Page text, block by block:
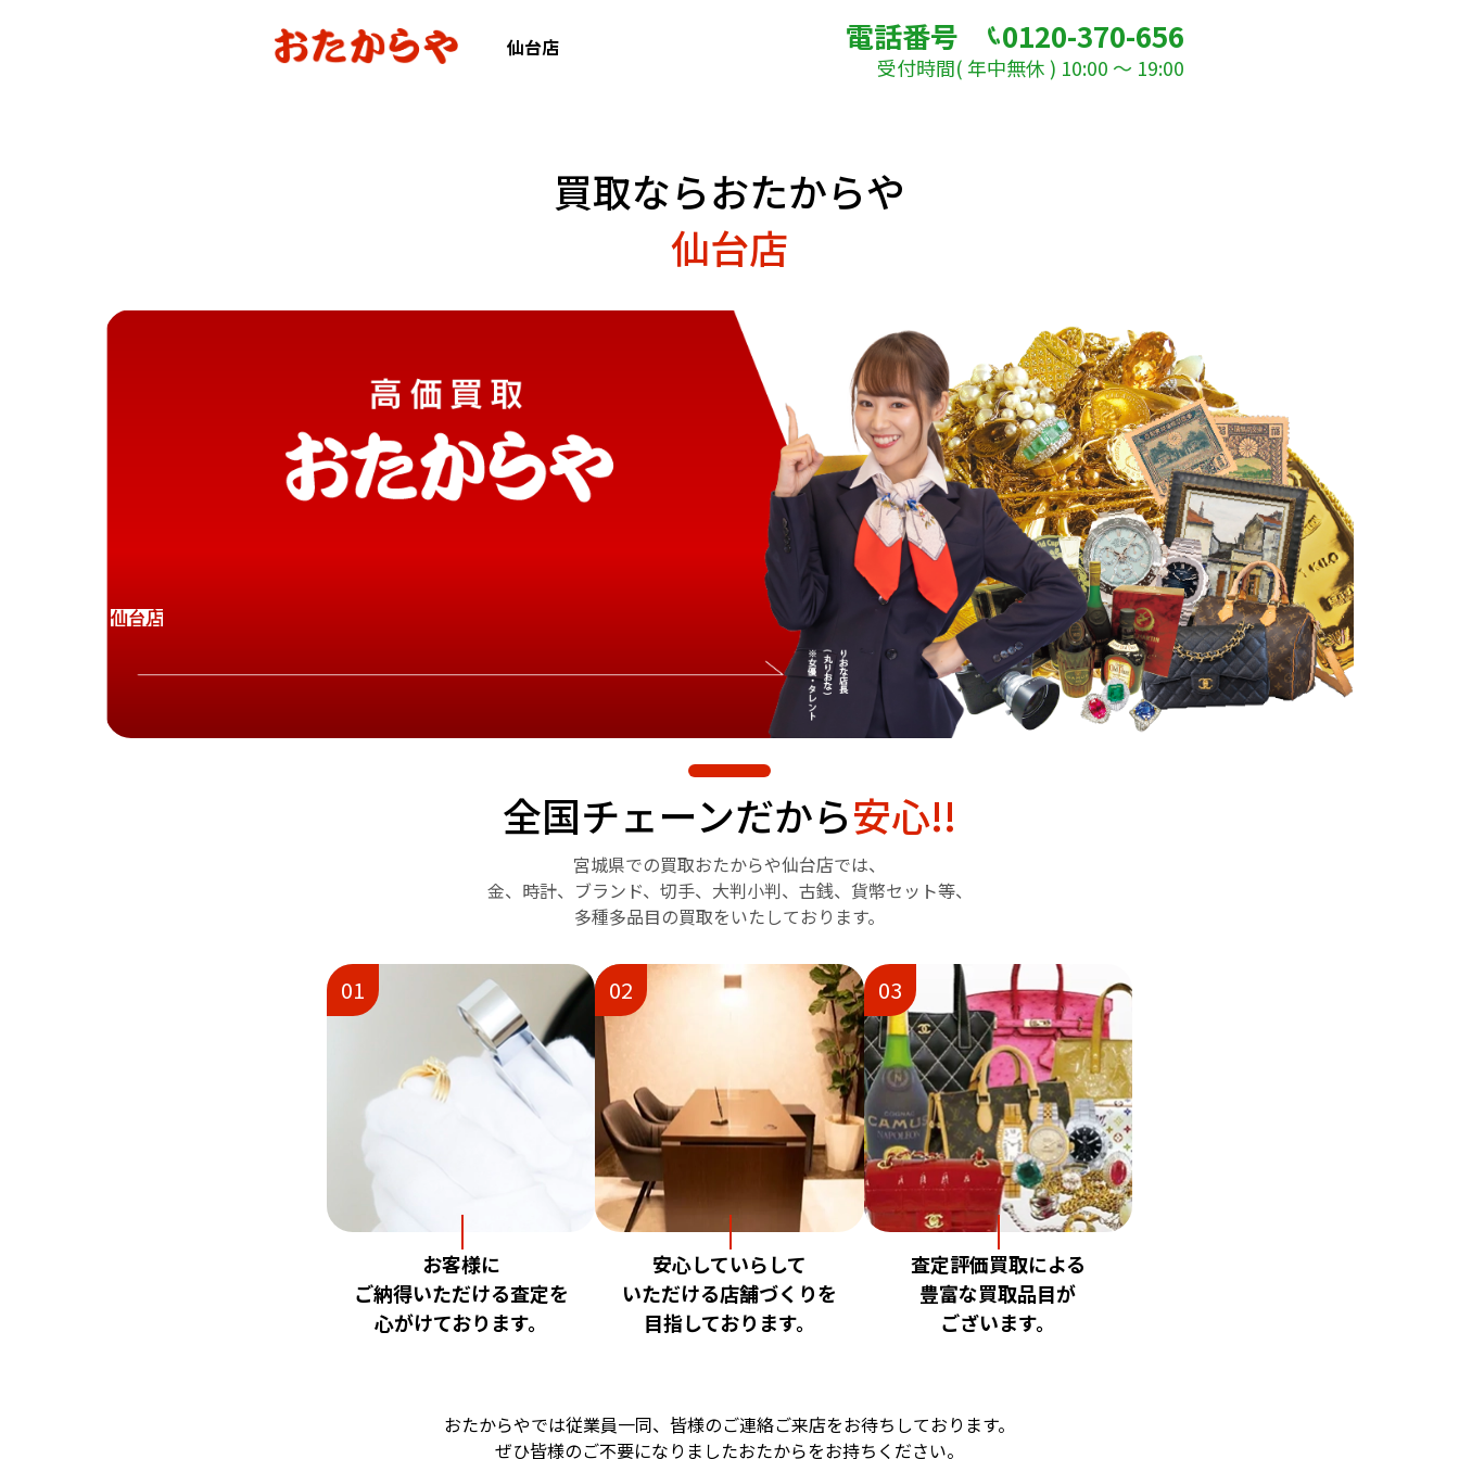
仙台店 電話番号 0120-370-656
受付時間( 年中無休 ) 10:00 ～ 19:00
買取ならおたからや
仙台店
仙台店
全国チェーンだから安心!!
宮城県での買取おたからや仙台店では、
金、時計、ブランド、切手、 大判小判、古銭、貨幣セット等、
多種多品目の買取をいたしております。
01
お客様に
ご納得いただける査定を
心がけております。
02
安心していらして
いただける店舗づくりを
目指しております。
03
査定評価買取による
豊富な買取品目が
ございます。
おたからやでは従業員一同、 皆様のご連絡ご来店をお待ちしております。
ぜひ皆様のご不要になりましたおたからをお持ちください。